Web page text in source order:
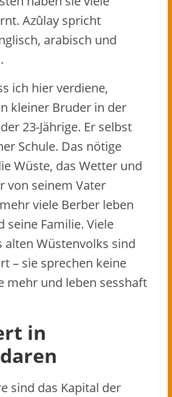
Azûlay spricht
arabisch und
ich hier verdiene,
kleiner Bruder in der
23-Jährige. Er selbst
Schule. Das nötige
Wüste, das Wetter und
von seinem Vater
viele Berber leben
seine Familie. Viele
alten Wüstenvolks sind
– sie sprechen keine
mehr und leben sesshaft
in
sind das Kapital der